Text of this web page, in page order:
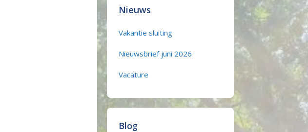
Nieuws
Vakantie sluiting
Nieuwsbrief juni 2026
Vacature
Blog